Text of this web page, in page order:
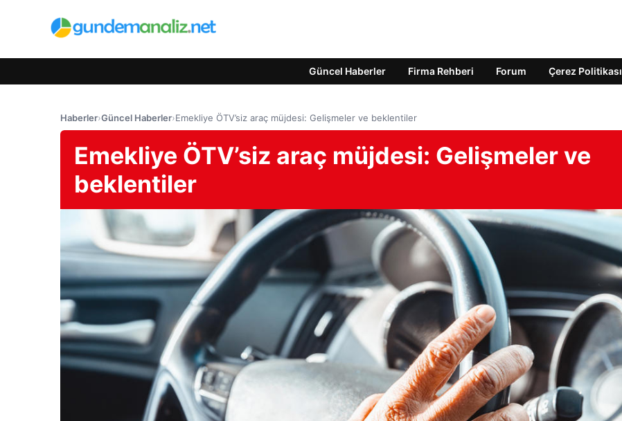
Güncel Haberler Firma Rehberi Forum Çerez Politikası
Haberler›Güncel Haberler›Emekliye ÖTV’siz araç müjdesi: Gelişmeler ve beklentiler
Emekliye ÖTV’siz araç müjdesi: Gelişmeler ve
beklentiler